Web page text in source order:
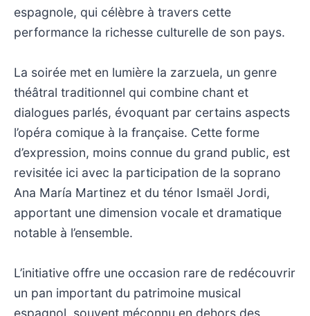
espagnole, qui célèbre à travers cette
performance la richesse culturelle de son pays.
La soirée met en lumière la zarzuela, un genre
théâtral traditionnel qui combine chant et
dialogues parlés, évoquant par certains aspects
l’opéra comique à la française. Cette forme
d’expression, moins connue du grand public, est
revisitée ici avec la participation de la soprano
Ana María Martinez et du ténor Ismaël Jordi,
apportant une dimension vocale et dramatique
notable à l’ensemble.
L’initiative offre une occasion rare de redécouvrir
un pan important du patrimoine musical
espagnol, souvent méconnu en dehors des